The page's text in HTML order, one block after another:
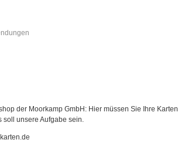
der Moorkamp GmbH: Hier müssen Sie Ihre Karten
soll unsere Aufgabe sein.